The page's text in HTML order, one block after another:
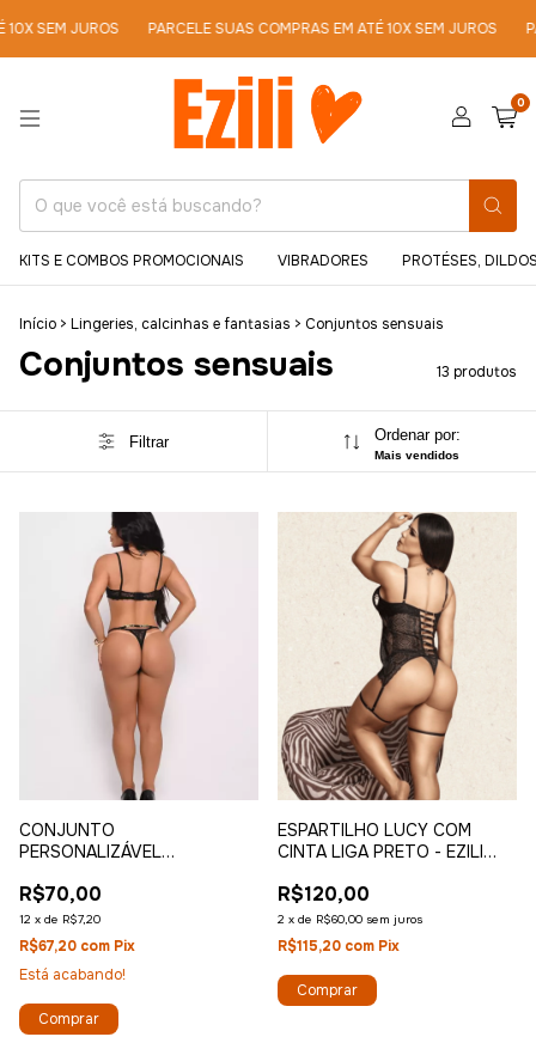
JUROS PARCELE SUAS COMPRAS EM ATÉ 10X SEM JUROS
0
KITS E COMBOS PROMOCIONAIS VIBRADORES PROTÉSES,
Início > Lingeries, calcinhas e fantasias > Conjuntos sensuais
Conjuntos sensuais 13 produtos
Filtrar Ordenar por:
Mais vendidos
CONJUNTO
PERSONALIZÁVEL
R$70,00
12 x de R$7,20
R$67,20 com Pix
Está acabando!
Comprar
ESPARTILHO LUCY COM
CINTA LIGA PRETO - EZILI
R$120,00
2 x de R$60,00 sem juros
R$115,20 com Pix
Comprar